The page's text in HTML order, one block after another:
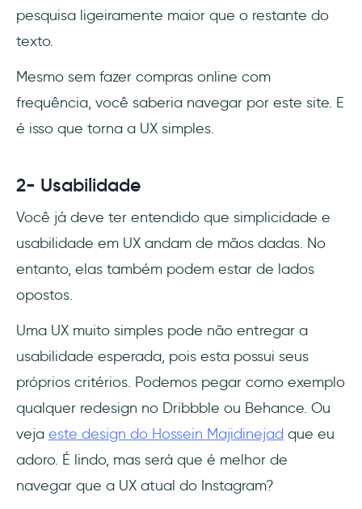
pesquisa ligeiramente maior que o restante do
texto.
Mesmo sem fazer compras online com
frequência, você saberia navegar por este site. E
é isso que torna a UX simples.
2- Usabilidade
Você já deve ter entendido que simplicidade e
usabilidade em UX andam de mãos dadas. No
entanto, elas também podem estar de lados
opostos.
Uma UX muito simples pode não entregar a
usabilidade esperada, pois esta possui seus
próprios critérios. Podemos pegar como exemplo
qualquer redesign no Dribbble ou Behance. Ou
veja este design do Hossein Majidinejad que eu
adoro. É lindo, mas será que é melhor de
navegar que a UX atual do Instagram?